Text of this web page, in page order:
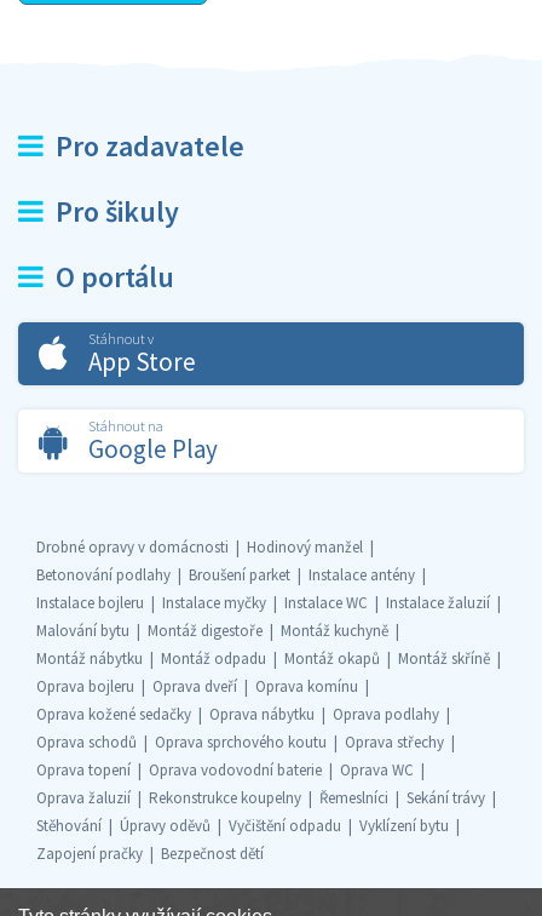
Pro zadavatele
Pro šikuly
O portálu
Stáhnout v
App Store
Stáhnout na
Google Play
Drobné opravy v domácnosti
Hodinový manžel
Betonování podlahy
Broušení parket
Instalace antény
Instalace bojleru
Instalace myčky Instalace WC
Instalace žaluzií
Malování bytu
Montáž digestoře
Montáž kuchyně
Montáž nábytku
Montáž odpadu Montáž okapů
Montáž skříně
Oprava bojleru
Oprava dveří
Oprava komínu
Oprava kožené sedačky
Oprava nábytku
Oprava podlahy
Oprava schodů
Oprava sprchového koutu
Oprava střechy
Oprava topení
Oprava vodovodní baterie
Oprava WC
Oprava žaluzií
Rekonstrukce koupelny Řemeslníci
Sekání trávy
Stěhování
Úpravy oděvů Vyčištění odpadu
Vyklízení bytu
Zapojení pračky
Bezpečnost dětí